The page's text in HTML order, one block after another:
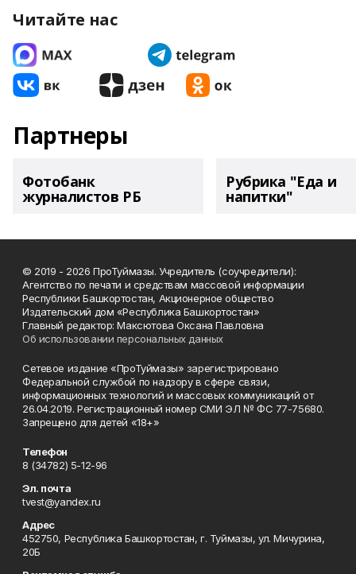
Читайте нас
Партнеры
Фотобанк
журналистов РБ
Рубрика "Еда и
напитки"
© 2019 - 2026 ПроТуймазы. Учредитель (соучредители):
Агентство по печати и средствам массовой информации
Республики Башкортостан, Акционерное общество
Издательский дом «Республика Башкортостан»
Главный редактор: Максютова Оксана Павловна
Об использовании персональных данных
Сетевое издание «ПроТуймазы» зарегистрировано
Федеральной службой по надзору в сфере связи,
информационных технологий и массовых коммуникаций от
26.04.2019. Регистрационный номер СМИ ЭЛ № ФС 77-75680.
Запрещено для детей «18+»
Телефон
8 (34782) 5-12-96
Эл. почта
tvest@yandex.ru
Адрес
452750, Республика Башкортостан, г. Туймазы, ул. Мичурина,
20Б